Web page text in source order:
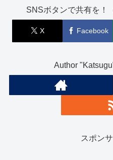
SNSボタンで共有を！
X Facebook
Author
スポン